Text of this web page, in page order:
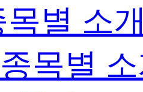
목별 소
목별